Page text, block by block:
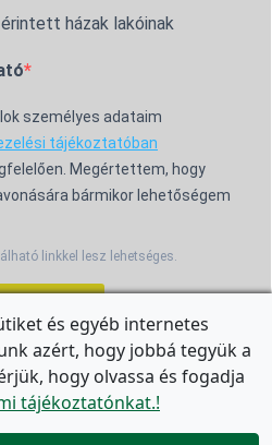
házak lakóinak
személyes adataim
tájékoztatóban
Megértettem, hogy
bármikor lehetőségem
linkkel lesz lehetséges.
clickHERE.
és egyéb internetes
azért, hogy jobbá tegyük a
hogy olvassa és fogadja
tájékoztatónkat.!